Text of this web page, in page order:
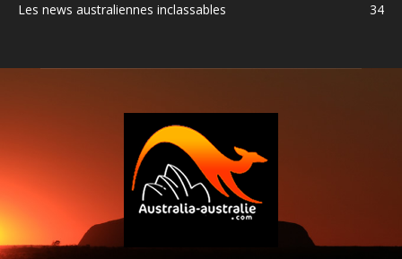
Les news australiennes inclassables
34